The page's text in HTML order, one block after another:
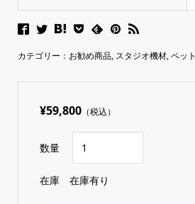
カテゴリー： お勧め商品, スタジオ機材,ペット
¥59,800（税込）
数量
在庫 在庫有り